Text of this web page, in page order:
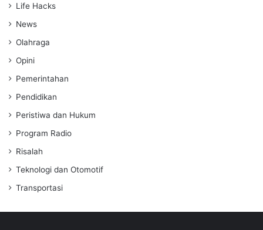
Life Hacks
News
Olahraga
Opini
Pemerintahan
Pendidikan
Peristiwa dan Hukum
Program Radio
Risalah
Teknologi dan Otomotif
Transportasi